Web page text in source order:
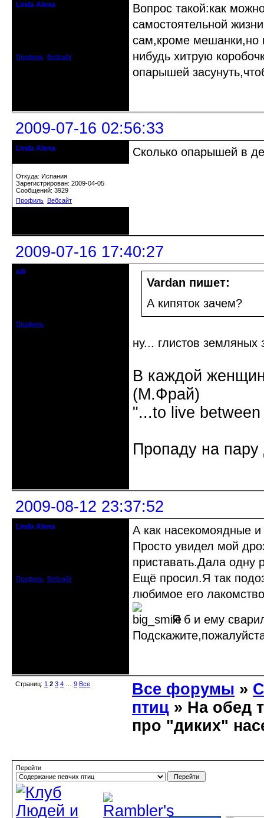
Linda Alena
Профиль Вебсайт
Вопрос такой:как
самостоятельной
сам,кроме мешанки,но
нибудь хитрую
опарышей
2009-07-16 02:56:33
Linda Alena
Откуда: Испания
Зарегистрирован: 2009-04-05
Сообщений: 3929
Профиль Вебсайт
Сколько опарышей в
2009-07-16 17:40:27
sili
Профиль
Vardan пишет:
А кипяток зачем?
ну... глистов
В каждой
(М.Фрай)
"...to live
Пропаду на
2009-08-12 23:37:52
Linda Alena
Профиль Вебсайт
А как насекомоядные
Просто увидел мой
приставать.Дала одну
Ещё просил.Я так
любимое его
Я б и ему
Страниц: 1 2 3 4 9 Все Все форумы »
птиц » На обед
про "диких"
Перейти